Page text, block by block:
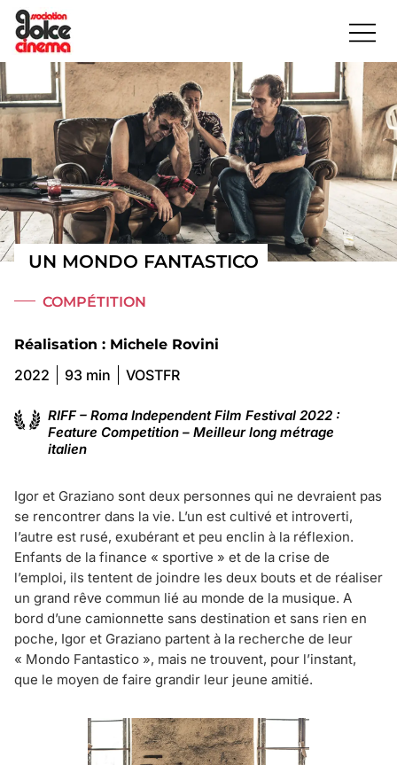
UN MONDO FANTASTICO
COMPÉTITION
Réalisation : Michele Rovini
2022 93 min VOSTFR
RIFF – Roma Independent Film Festival 2022 :
Feature Competition – Meilleur long métrage
italien
Igor et Graziano sont deux personnes qui ne devraient pas
se rencontrer dans la vie. L’un est cultivé et introverti,
l’autre est rusé, exubérant et peu enclin à la réflexion.
Enfants de la finance « sportive » et de la crise de
l’emploi, ils tentent de joindre les deux bouts et de réaliser
un grand rêve commun lié au monde de la musique. A
bord d’une camionnette sans destination et sans rien en
poche, Igor et Graziano partent à la recherche de leur
« Mondo Fantastico », mais ne trouvent, pour l’instant,
que le moyen de faire grandir leur jeune amitié.